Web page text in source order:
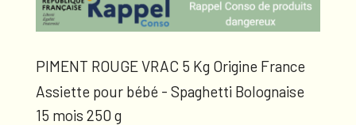
PIMENT ROUGE VRAC 5 Kg Origine France
Assiette pour bébé - Spaghetti Bolognaise
15 mois 250 g